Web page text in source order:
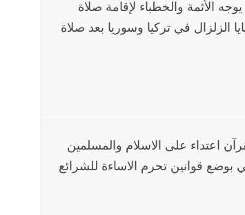
الأئمة والخطباء لإقامة صلاة
الزلزال في تركيا وسوريا بعد صلاة
اعتداء على الاسلام والمسلمين
بوضع قوانين تحرم الاساءة للشرائع